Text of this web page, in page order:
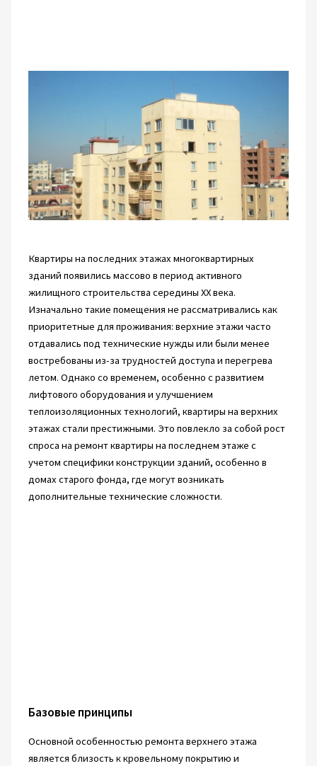
Квартиры на последних этажах многоквартирных
зданий появились массово в период активного
жилищного строительства середины XX века.
Изначально такие помещения не рассматривались как
приоритетные для проживания: верхние этажи часто
отдавались под технические нужды или были менее
востребованы из-за трудностей доступа и перегрева
летом. Однако со временем, особенно с развитием
лифтового оборудования и улучшением
теплоизоляционных технологий, квартиры на верхних
этажах стали престижными. Это повлекло за собой рост
спроса на ремонт квартиры на последнем этаже с
учетом специфики конструкции зданий, особенно в
домах старого фонда, где могут возникать
дополнительные технические сложности.
Базовые принципы
Основной особенностью ремонта верхнего этажа
является близость к кровельному покрытию и